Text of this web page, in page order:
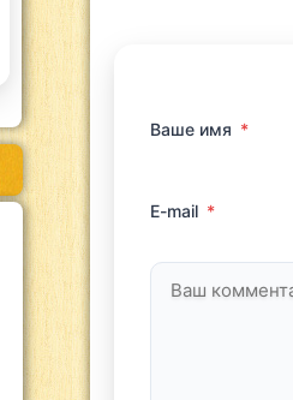
Ваше имя *
E-mail *